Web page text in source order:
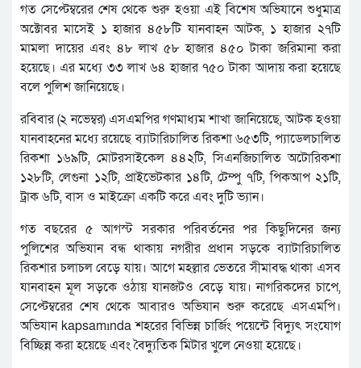
গত সেপ্টেম্বরের শেষ থেকে শুরু হওয়া এই বিশেষ অভিযানে শুধুমাত্র
অক্টোবর মাসেই ১ হাজার ৪৫৮টি যানবাহন আটক, ১ হাজার ২৭টি
মামলা দায়ের এবং ৪৮ লাখ ৫৮ হাজার ৪৫০ টাকা জরিমানা করা
হয়েছে। এর মধ্যে ৩৩ লাখ ৬৪ হাজার ৭৫০ টাকা আদায় করা হয়েছে
বলে পুলিশ জানিয়েছে।
রবিবার (২ নভেম্বর) এসএমপির গণমাধ্যম শাখা জানিয়েছে, আটক হওয়া
যানবাহনের মধ্যে রয়েছে ব্যাটারিচালিত রিকশা ৬৫৩টি, প্যাডেলচালিত
রিকশা ১৬৯টি, মোটরসাইকেল ৪৪২টি, সিএনজিচালিত অটোরিকশা
১২৮টি, লেগুনা ১২টি, প্রাইভেটকার ১৪টি, টেম্পু ৭টি, পিকআপ ২১টি,
ট্রাক ৬টি, বাস ও মাইক্রো একটি করে এবং দুটি ভ্যান।
গত বছরের ৫ আগস্ট সরকার পরিবর্তনের পর কিছুদিনের জন্য
পুলিশের অভিযান বন্ধ থাকায় নগরীর প্রধান সড়কে ব্যাটারিচালিত
রিকশার চলাচল বেড়ে যায়। আগে মহল্লার ভেতরে সীমাবদ্ধ থাকা এসব
যানবাহন মূল সড়কে ওঠায় যানজটও বেড়ে যায়। নাগরিকদের চাপে,
সেপ্টেম্বরের শেষ থেকে আবারও অভিযান শুরু করেছে এসএমপি।
অভিযান kapsamında শহরের বিভিন্ন চার্জিং পয়েন্টে বিদ্যুৎ সংযোগ
বিচ্ছিন্ন করা হয়েছে এবং বৈদ্যুতিক মিটার খুলে নেওয়া হয়েছে।